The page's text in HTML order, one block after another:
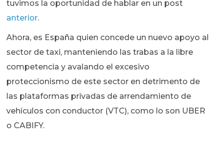
tuvimos la oportunidad de hablar en un post
anterior.
Ahora, es España quien concede un nuevo apoyo al
sector de taxi, manteniendo las trabas a la libre
competencia y avalando el excesivo
proteccionismo de este sector en detrimento de
las plataformas privadas de arrendamiento de
vehículos con conductor (VTC), como lo son UBER
o CABIFY.